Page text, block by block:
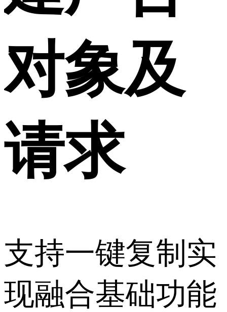
对象及
请求
支持一键复制实
现融合基础功能